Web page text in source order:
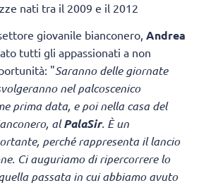
nati tra il 2009 e il 2012
giovanile bianconero, Andrea
tutti gli appassionati a non
"Saranno delle giornate
nel palcoscenico
prima data, e poi nella casa del
alPalaSir. È un
perché rappresenta il lancio
Ci auguriamo di ripercorrere lo
passata in cui abbiamo avuto